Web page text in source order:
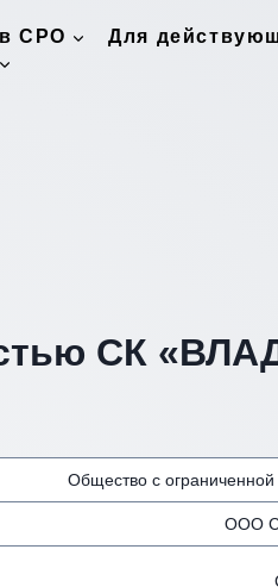
СРО
Для
СК
Общество с
ООО